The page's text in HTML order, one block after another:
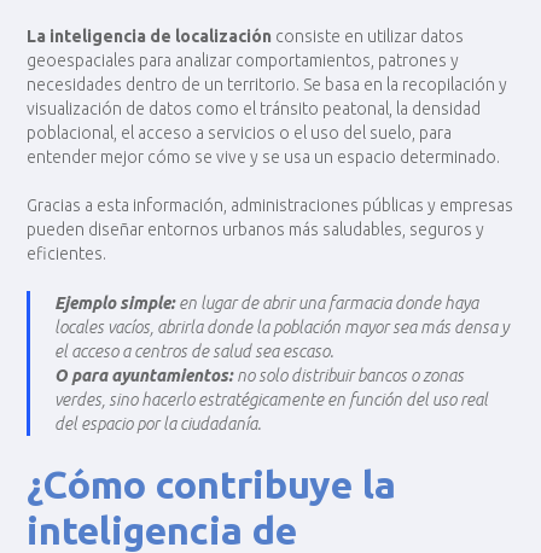
La inteligencia de localización consiste en utilizar datos
geoespaciales para analizar comportamientos, patrones y
necesidades dentro de un territorio. Se basa en la recopilación y
visualización de datos como el tránsito peatonal, la densidad
poblacional, el acceso a servicios o el uso del suelo, para
entender mejor cómo se vive y se usa un espacio determinado.
Gracias a esta información, administraciones públicas y empresas
pueden diseñar entornos urbanos más saludables, seguros y
eficientes.
Ejemplo simple:en lugar de abrir una farmacia donde haya
locales vacíos, abrirla donde la población mayor sea más densa y
el acceso a centros de salud sea escaso.
O para ayuntamientos:no solo distribuir bancos o zonas
verdes, sino hacerlo estratégicamente en función del uso real
del espacio por la ciudadanía.
¿Cómo contribuye la
inteligencia de